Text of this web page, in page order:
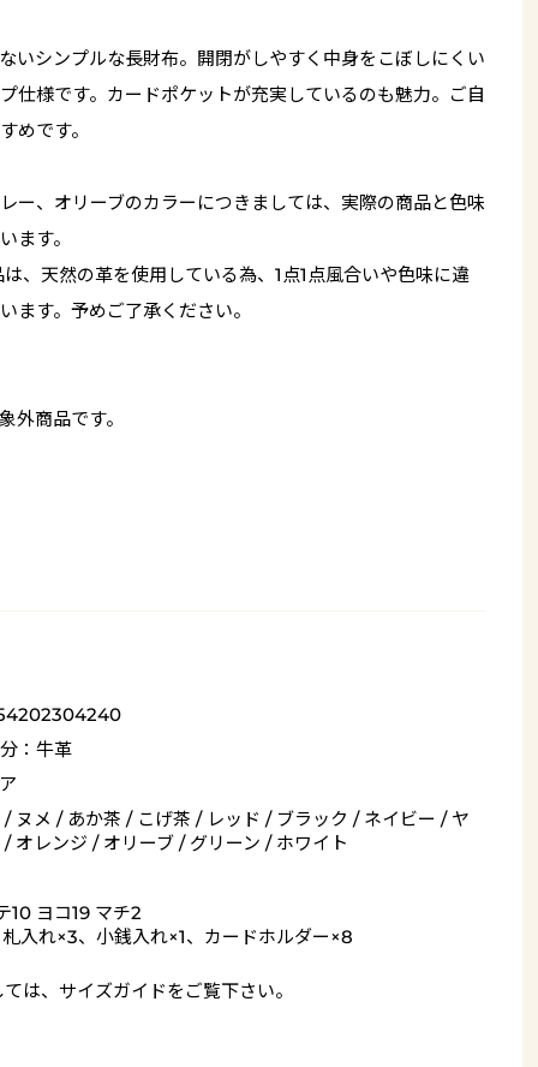
いシンプルな長財布。開閉がしやすく中身をこぼしにくい
仕様です。カードポケットが充実しているのも魅力。ご自
めです。
ー、オリーブのカラーにつきましては、実際の商品と色味
ます。
、天然の革を使用している為、1点1点風合いや色味に違
ます。予めご了承ください。
外商品です。
：牛革
/ ヌメ / あか茶 / こげ茶 / レッド / ブラック / ネイビー / ヤ
オレンジ / オリーブ / グリーン / ホワイト
10 ヨコ19 マチ2
入れ×3、小銭入れ×1、カードホルダー×8
は、 サイズガイドをご覧下さい。